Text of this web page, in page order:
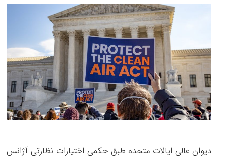
دیوان عالی ایالات متحده طبق حکمی اختیارات نظارتی آژانس